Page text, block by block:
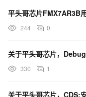
平头哥芯片FMX7AR3B
244 0
关于平头哥芯片，
330 1
关于平头哥芯片，CDS: